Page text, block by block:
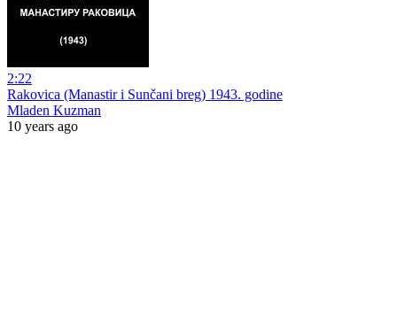
2:22
Rakovica (Manastir i Sunčani breg) 1943. godine
Mladen Kuzman
10 years ago